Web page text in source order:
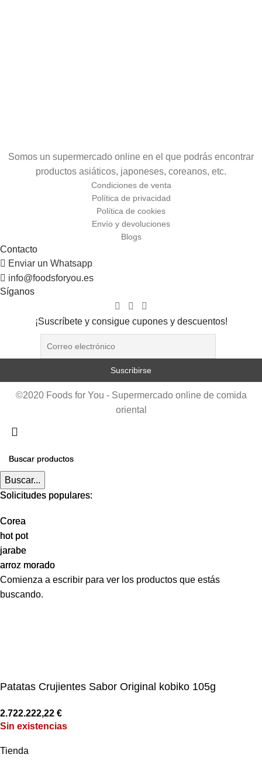
Somos un supermercado online en el que podrás encontrar
productos asiáticos, japoneses, coreanos, etc.
Condiciones de venta
Política de privacidad
Política de cookies
Envío y devoluciones
Blogs
Contacto
Enviar un Whatsapp
info@foodsforyou.es
Síganos
¡Suscríbete y consigue cupones y descuentos!
©2020 Foods for You - Supermercado online de comida
oriental
Buscar...
Solicitudes populares:
Corea
hot pot
jarabe
arroz morado
Buscar...
Solicitudes populares:
Corea
hot pot
jarabe
arroz morado
Comienza a escribir para ver los productos que estás
buscando.
Patatas Crujientes Sabor Original kobiko 105g
2.722.222,22 €
Sin existencias
Tienda